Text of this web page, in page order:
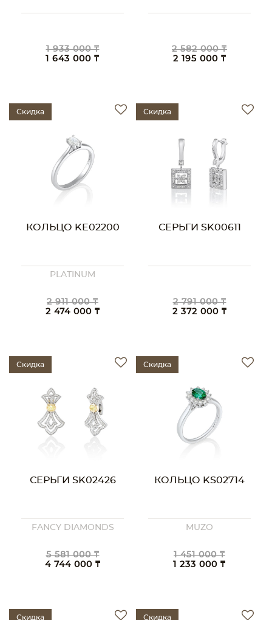
1 933 000 ₸
1 643 000 ₸
2 582 000 ₸
2 195 000 ₸
Скидка
КОЛЬЦО KE02200
PLATINUM
2 911 000 ₸
2 474 000 ₸
Скидка
СЕРЬГИ SK00611
2 791 000 ₸
2 372 000 ₸
Скидка
СЕРЬГИ SK02426
FANCY DIAMONDS
5 581 000 ₸
4 744 000 ₸
Скидка
КОЛЬЦО KS02714
MUZO
1 451 000 ₸
1 233 000 ₸
Скидка Скидка